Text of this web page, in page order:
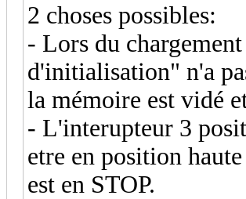
2 choses possibles:
- Lors du
d'initialisation" n'a
la mémoire est vidé
- L'interupteur 3
etre en position
est en STOP.